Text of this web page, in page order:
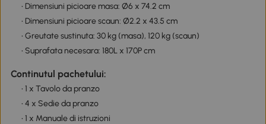
• Dimensiuni picioare masa: Ø6 x 74.2 cm
• Dimensiuni picioare scaun: Ø2.2 x 43.5 cm
• Greutate sustinuta: 30 kg (masa), 120 kg (scaun)
• Suprafata necesara: 180L x 170P cm
Continutul pachetului:
• 1 x Tavolo da pranzo
• 4 x Sedie da pranzo
• 1 x Manuale di istruzioni